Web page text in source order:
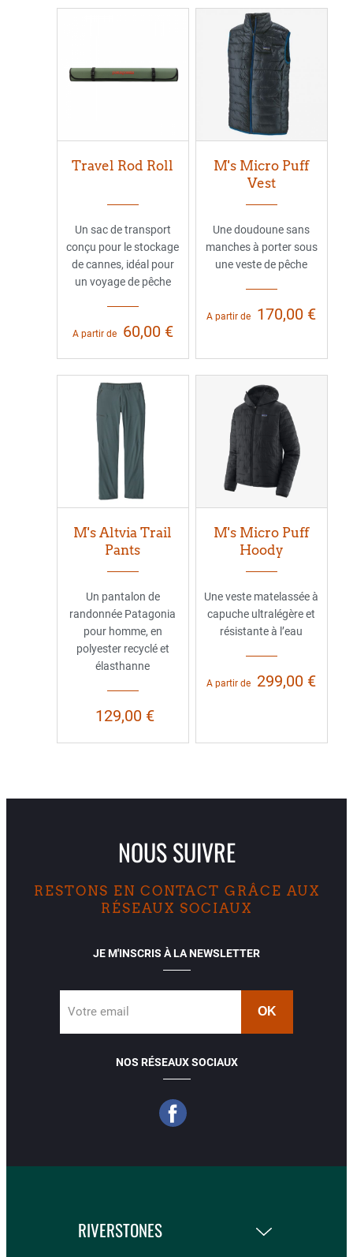
Travel Rod Roll
Un sac de transport
conçu pour le stockage
de cannes, idéal pour
un voyage de pêche
A partir de 60,00 €
M's Micro Puff
Vest
Une doudoune sans
manches à porter sous
une veste de pêche
A partir de 170,00 €
M's Altvia Trail
Pants
Un pantalon de
randonnée Patagonia
pour homme, en
polyester recyclé et
élasthanne
129,00 €
M's Micro Puff
Hoody
Une veste matelassée à
capuche ultralégère et
résistante à l’eau
A partir de 299,00 €
NOUS SUIVRE
RESTONS EN CONTACT GRÂCE AUX
RÉSEAUX SOCIAUX
JE M'INSCRIS À LA NEWSLETTER
Votre email
NOS RÉSEAUX SOCIAUX
RIVERSTONES